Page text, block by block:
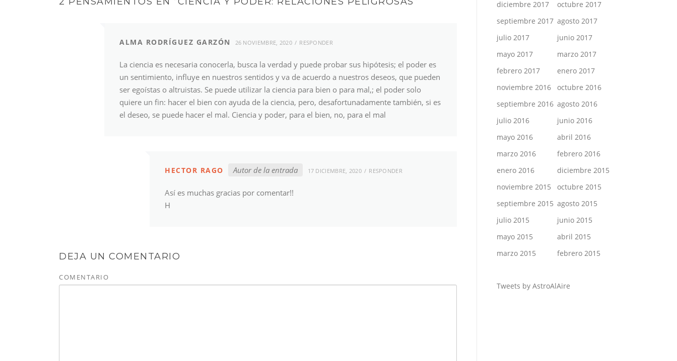
ALMA RODRÍGUEZ GARZÓN 26 NOVIEMBRE, 2020 RESPONDER
La ciencia es necesaria conocerla, busca la verdad y puede probar sus hipótesis; el poder es
un sentimiento, influye en nuestros sentidos y va de acuerdo a nuestros deseos, que pueden
ser egoístas o altruistas. Se puede utilizar la ciencia para bien o para mal,; el poder solo
quiere un fin: hacer el bien con ayuda de la ciencia, pero, desafortunadamente también, si es
el deseo, se puede hacer el mal. Ciencia y poder, para el bien, no, para el mal
HECTOR RAGO Autor de la entrada 17 DICIEMBRE, 2020 RESPONDER
Así es muchas gracias por comentar!!
H
DEJA UN COMENTARIO
COMENTARIO
diciembre 2017
octubre 2017
septiembre 2017 agosto 2017
julio 2017
junio 2017
mayo 2017
marzo 2017
febrero 2017
enero 2017
noviembre 2016
octubre 2016
septiembre 2016 agosto 2016
julio 2016
junio 2016
mayo 2016
abril 2016
marzo 2016
febrero 2016
enero 2016
diciembre 2015
noviembre 2015
octubre 2015
septiembre 2015 agosto 2015
julio 2015
junio 2015
mayo 2015
abril 2015
marzo 2015
febrero 2015
Tweets by AstroAlAire